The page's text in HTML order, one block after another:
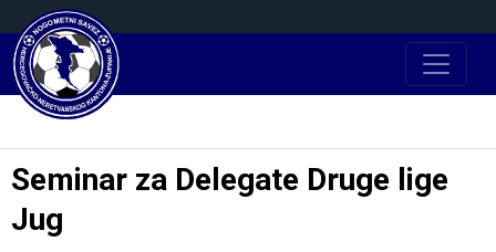
Seminar za Delegate Druge lige
Jug